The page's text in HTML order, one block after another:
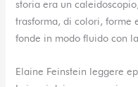
storia era un
trasforma, di colori, forme
fonde in modo fluido con
Elaine Feinstein leggere